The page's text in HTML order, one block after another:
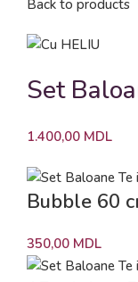
Back to products
Set
1.400,00 MDL
Bubble 60
350,00 MDL